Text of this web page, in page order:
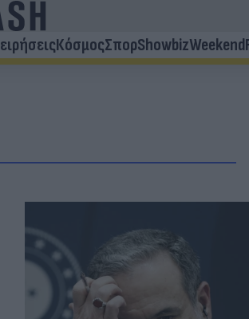
ΚόσμοςΣπορShowbizWeekend